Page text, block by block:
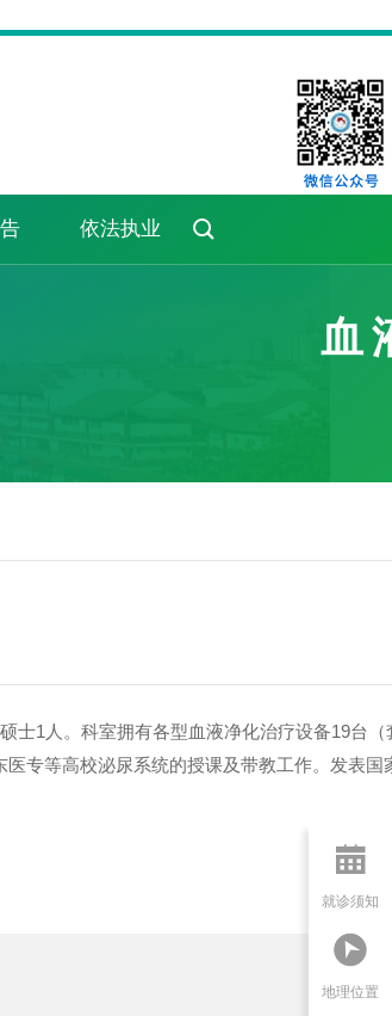
依法执业 
血
士1人。科室拥有各型血液净化治疗设备19台
专等高校泌尿系统的授课及带教工作。发表国

就诊须知

地理位置